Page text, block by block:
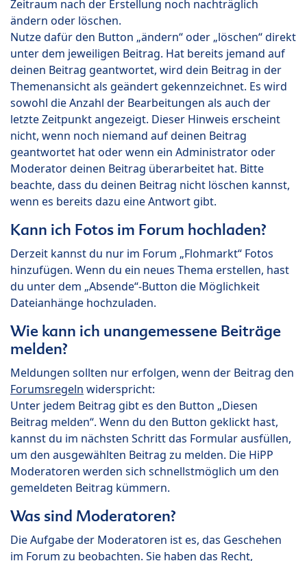
Zeitraum nach der Erstellung noch nachträglich
ändern oder löschen.
Nutze dafür den Button „ändern“ oder „löschen“ direkt
unter dem jeweiligen Beitrag. Hat bereits jemand auf
deinen Beitrag geantwortet, wird dein Beitrag in der
Themenansicht als geändert gekennzeichnet. Es wird
sowohl die Anzahl der Bearbeitungen als auch der
letzte Zeitpunkt angezeigt. Dieser Hinweis erscheint
nicht, wenn noch niemand auf deinen Beitrag
geantwortet hat oder wenn ein Administrator oder
Moderator deinen Beitrag überarbeitet hat. Bitte
beachte, dass du deinen Beitrag nicht löschen kannst,
wenn es bereits dazu eine Antwort gibt.
Kann ich Fotos im Forum hochladen?
Derzeit kannst du nur im Forum „Flohmarkt“ Fotos
hinzufügen. Wenn du ein neues Thema erstellen, hast
du unter dem „Absende“-Button die Möglichkeit
Dateianhänge hochzuladen.
Wie kann ich unangemessene Beiträge
melden?
Meldungen sollten nur erfolgen, wenn der Beitrag den
Forumsregeln widerspricht:
Unter jedem Beitrag gibt es den Button „Diesen
Beitrag melden“. Wenn du den Button geklickt hast,
kannst du im nächsten Schritt das Formular ausfüllen,
um den ausgewählten Beitrag zu melden. Die HiPP
Moderatoren werden sich schnellstmöglich um den
gemeldeten Beitrag kümmern.
Was sind Moderatoren?
Die Aufgabe der Moderatoren ist es, das Geschehen
im Forum zu beobachten. Sie haben das Recht,